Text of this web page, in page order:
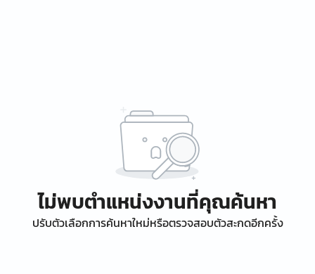
ไม่พบตำแหน่งงานที่คุณค้นหา
ปรับตัวเลือกการค้นหาใหม่หรือตรวจสอบตัวสะกดอีกครั้ง